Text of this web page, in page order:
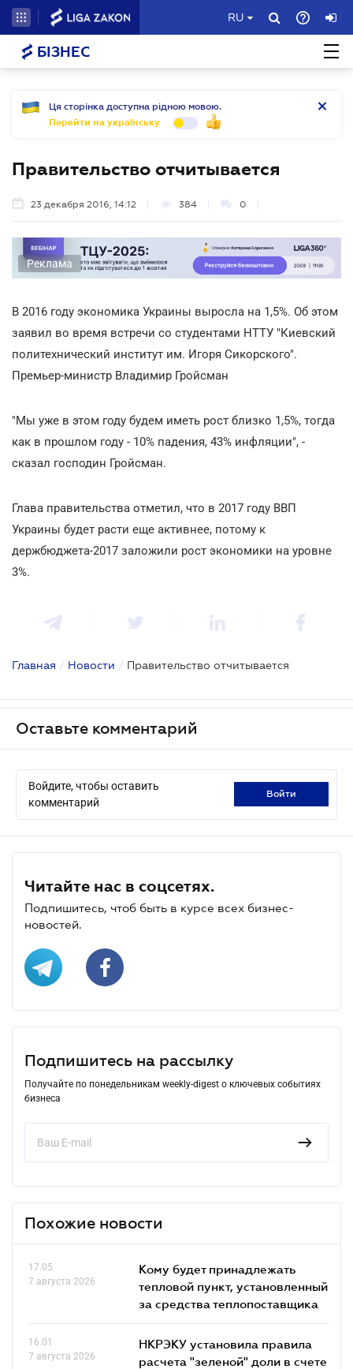
RU
БІЗНЕС
Ця сторінка доступна рідною мовою.
Перейти на українську
Правительство отчитывается
23 декабря 2016, 14:12 384 0
Реклама
В 2016 году экономика Украины выросла на 1,5%. Об этом
заявил во время встречи со студентами НТТУ "Киевский
политехнический институт им. Игоря Сикорского".
Премьер-министр Владимир Гройсман
"Мы уже в этом году будем иметь рост близко 1,5%, тогда
как в прошлом году - 10% падения, 43% инфляции", -
сказал господин Гройсман.
Глава правительства отметил, что в 2017 году ВВП
Украины будет расти еще активнее, потому к
держбюджета-2017 заложили рост экономики на уровне
3%.
Главная / Новости / Правительство отчитывается
Оставьте комментарий
Войдите, чтобы оставить
комментарий
войти
Читайте нас в соцсетях.
Подпишитесь, чтоб быть в курсе всех бизнес-
новостей.
Подпишитесь на рассылку
Получайте по понедельникам weekly-digest о ключевых событиях
бизнеса
Похожие новости
17.05
7 августа 2026
Кому будет принадлежать
тепловой пункт, установленный
за средства теплопоставщика
16.01
7 августа 2026
НКРЭКУ установила правила
расчета "зеленой" доли в счете